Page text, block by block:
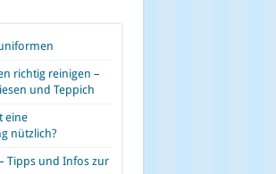
richtig reinigen –
und Teppich
eine
nützlich?
Tipps und Infos zur